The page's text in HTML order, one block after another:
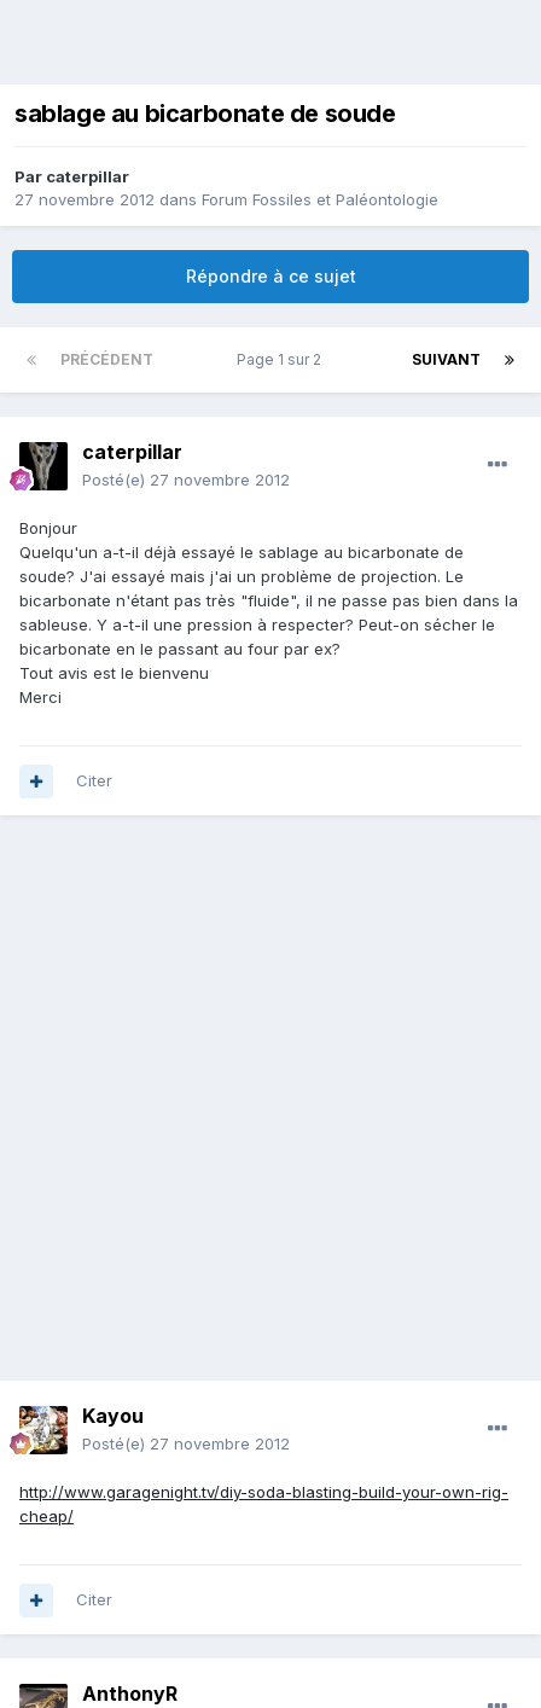
sablage au bicarbonate de soude
Par caterpillar
27 novembre 2012 dans Forum Fossiles et Paléontologie
Répondre à ce sujet
PRÉCÉDENT SUIVANT
Page 1 sur 2
caterpillar
Posté(e) 27 novembre 2012
Bonjour
Quelqu'un a-t-il déjà essayé le sablage au bicarbonate de
soude? J'ai essayé mais j'ai un problème de projection. Le
bicarbonate n'étant pas très "fluide", il ne passe pas bien dans la
sableuse. Y a-t-il une pression à respecter? Peut-on sécher le
bicarbonate en le passant au four par ex?
Tout avis est le bienvenu
Merci
Citer
Kayou
Posté(e) 27 novembre 2012
http://www.garagenight.tv/diy-soda-blasting-build-your-own-rig-
cheap/
Citer
AnthonyR